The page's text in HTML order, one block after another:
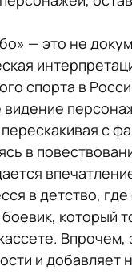
— это не
спорта в
видение
с
в
в детство,
который
Впрочем,
и добавляет